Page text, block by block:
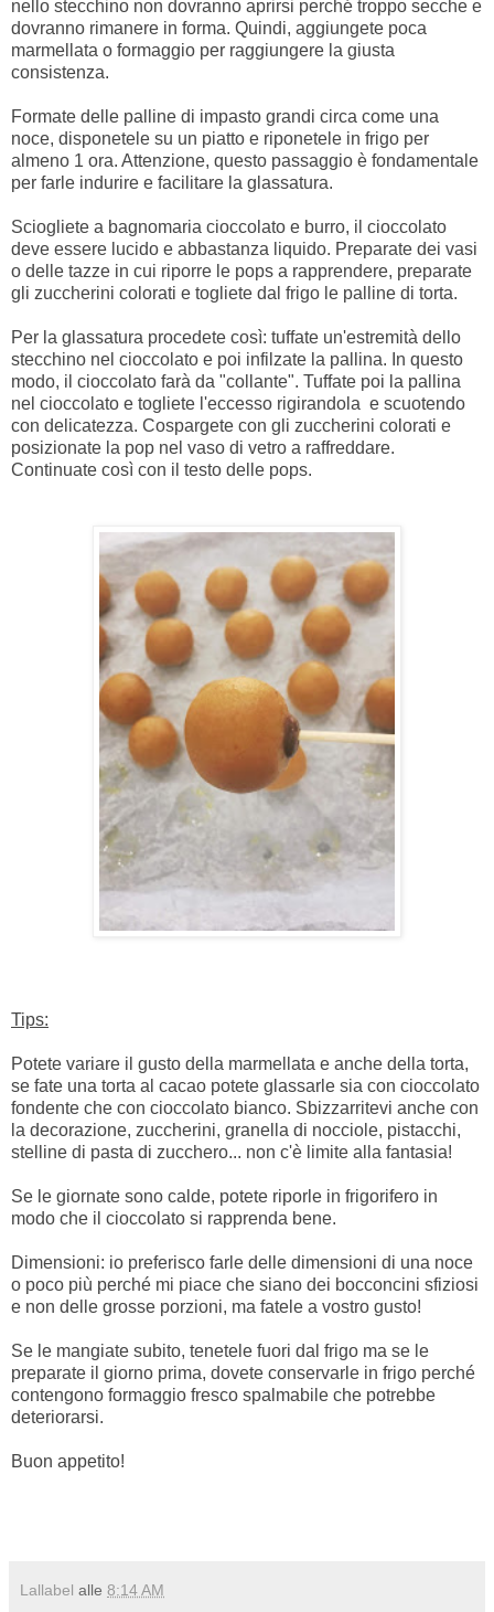
nello stecchino non dovranno aprirsi perché troppo secche e
dovranno rimanere in forma. Quindi, aggiungete poca
marmellata o formaggio per raggiungere la giusta
consistenza.
Formate delle palline di impasto grandi circa come una
noce, disponetele su un piatto e riponetele in frigo per
almeno 1 ora. Attenzione, questo passaggio è fondamentale
per farle indurire e facilitare la glassatura.
Sciogliete a bagnomaria cioccolato e burro, il cioccolato
deve essere lucido e abbastanza liquido. Preparate dei vasi
o delle tazze in cui riporre le pops a rapprendere, preparate
gli zuccherini colorati e togliete dal frigo le palline di torta.
Per la glassatura procedete così: tuffate un'estremità dello
stecchino nel cioccolato e poi infilzate la pallina. In questo
modo, il cioccolato farà da "collante". Tuffate poi la pallina
nel cioccolato e togliete l'eccesso rigirandola e scuotendo
con delicatezza. Cospargete con gli zuccherini colorati e
posizionate la pop nel vaso di vetro a raffreddare.
Continuate così con il testo delle pops.
Tips:
Potete variare il gusto della marmellata e anche della torta,
se fate una torta al cacao potete glassarle sia con cioccolato
fondente che con cioccolato bianco. Sbizzarritevi anche con
la decorazione, zuccherini, granella di nocciole, pistacchi,
stelline di pasta di zucchero... non c'è limite alla fantasia!
Se le giornate sono calde, potete riporle in frigorifero in
modo che il cioccolato si rapprenda bene.
Dimensioni: io preferisco farle delle dimensioni di una noce
o poco più perché mi piace che siano dei bocconcini sfiziosi
e non delle grosse porzioni, ma fatele a vostro gusto!
Se le mangiate subito, tenetele fuori dal frigo ma se le
preparate il giorno prima, dovete conservarle in frigo perché
contengono formaggio fresco spalmabile che potrebbe
deteriorarsi.
Buon appetito!
Lallabel alle 8:14 AM